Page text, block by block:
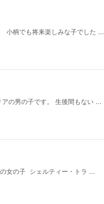
小柄でも将来楽しみな子でした ...
の男の子です。 生後間もない ...
女の子 シェルティー・トラ ...